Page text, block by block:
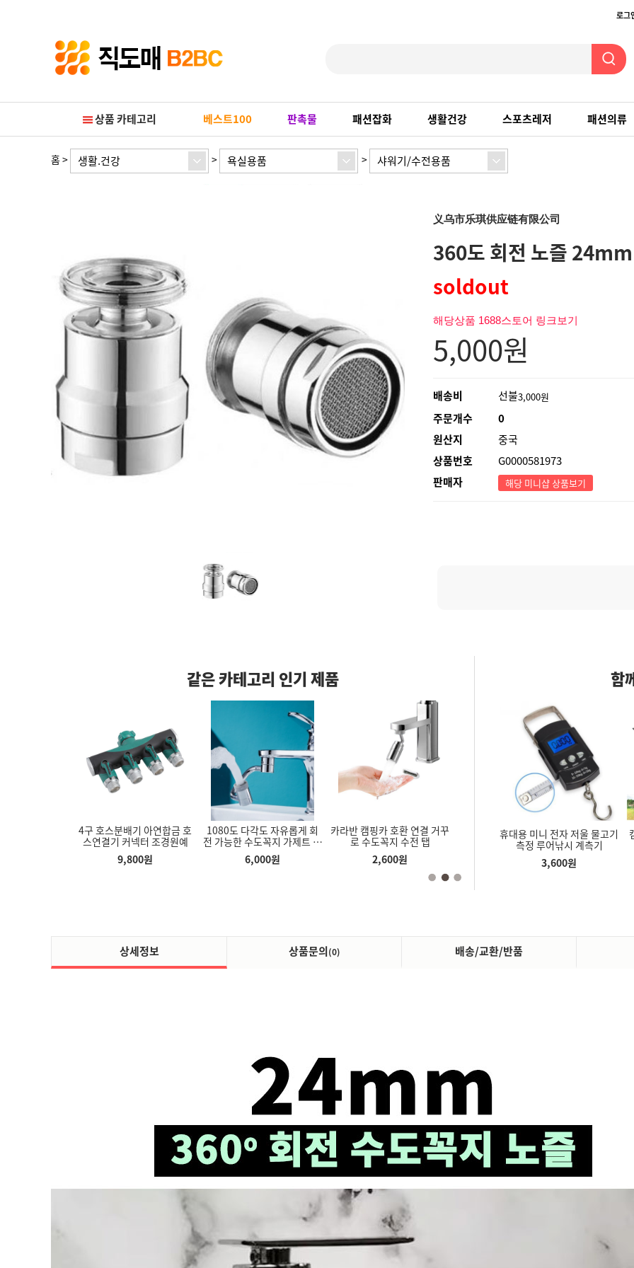
로그
PrevNext
상품 카테고리 베스트100 판촉물 패션잡화 생활건강 스포츠레저 패션의류
홈 > 생활.건강 > 욕실용품 > 샤워기/수전용품
义乌市乐琪供应链有限公司
360도 회전 노즐 24mm
soldout
해당상품 1688스토어 링크보기
5,000원
배송비 선불3,000원
주문개수
0
원산지
중국
상품번호
G0000581973
판매자
해당 미니샵 상품보기
같은 카테고리 인기 제품
4구 호스분배기 아연합금 호
스연결기 커넥터 조경원예
9,800원
1080도 다각도 자유롭게 회
전 가능한 수도꼭지 가제트 기
포형 분수 수도꼭지
6,000원
카라반 캠핑카 호환 연결 거꾸
로 수도꼭지 수전 탭
2,600원
욕실 샤워 정수 필터 샤워헤드
녹물제거 리필교환
욕실 세면
부 나사
함
패션 파스텔 튼튼한 장우
대형 커플 우드 자동우산
에어로워킹스텝퍼 다리 헬스
발 마사지 에어 쿠션 유산소
신발 늘리기 신발 제골기 슈트
리 발볼 하이힐 확장기 가죽
주방시트지 알루미늄 시트지
현관 타일 싱크대 화장실 욕실
바닥 가스레인지 은박 주방벽
지 주방인테리어
휴대용 미니 전자 저울 물고기
측정 루어낚시 계측기
3,600원
상세정보 상품문의(0) 배송/교환/반품